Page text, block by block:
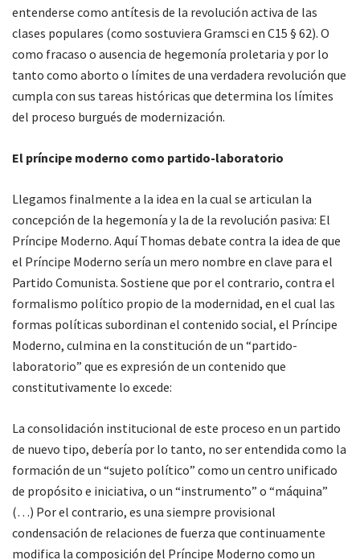
entenderse como antítesis de la revolución activa de las
clases populares (como sostuviera Gramsci en C15 § 62). O
como fracaso o ausencia de hegemonía proletaria y por lo
tanto como aborto o límites de una verdadera revolución que
cumpla con sus tareas históricas que determina los límites
del proceso burgués de modernización.
El príncipe moderno como partido-laboratorio
Llegamos finalmente a la idea en la cual se articulan la
concepción de la hegemonía y la de la revolución pasiva: El
Príncipe Moderno. Aquí Thomas debate contra la idea de que
el Príncipe Moderno sería un mero nombre en clave para el
Partido Comunista. Sostiene que por el contrario, contra el
formalismo político propio de la modernidad, en el cual las
formas políticas subordinan el contenido social, el Príncipe
Moderno, culmina en la constitución de un “partido-
laboratorio” que es expresión de un contenido que
constitutivamente lo excede:
La consolidación institucional de este proceso en un partido
de nuevo tipo, debería por lo tanto, no ser entendida como la
formación de un “sujeto político” como un centro unificado
de propósito e iniciativa, o un “instrumento” o “máquina”
(…) Por el contrario, es una siempre provisional
condensación de relaciones de fuerza que continuamente
modifica la composición del Príncipe Moderno como un